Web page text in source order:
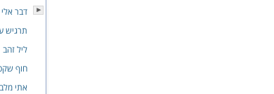
דבר
תרגיש
ליל זהב
חוף
אתי